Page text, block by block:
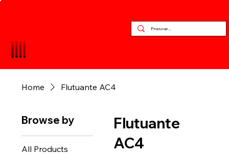
Home Flutuante AC4
Browse by
All Products
Flutuante
AC4